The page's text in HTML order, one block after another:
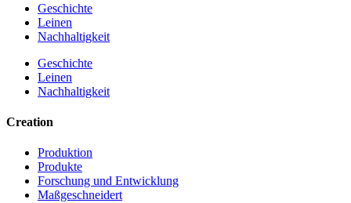
Geschichte
Leinen
Nachhaltigkeit
Geschichte
Leinen
Nachhaltigkeit
Creation
Produktion
Produkte
Forschung und Entwicklung
Maßgeschneidert